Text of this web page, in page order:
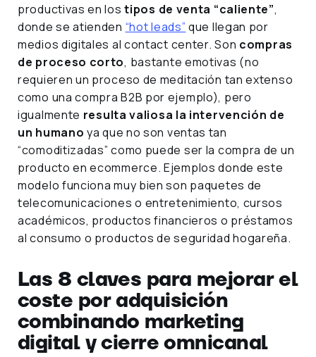
productivas en los tipos de venta “caliente”,
donde se atienden “hot leads” que llegan por
medios digitales al contact center. Son compras
de proceso corto, bastante emotivas (no
requieren un proceso de meditación tan extenso
como una compra B2B por ejemplo), pero
igualmente resulta valiosa la intervención de
un humano ya que no son ventas tan
“comoditizadas” como puede ser la compra de un
producto en ecommerce. Ejemplos donde este
modelo funciona muy bien son paquetes de
telecomunicaciones o entretenimiento, cursos
académicos, productos financieros o préstamos
al consumo o productos de seguridad hogareña.
Las 8 claves para mejorar el
coste por adquisición
combinando marketing
digital y cierre omnicanal